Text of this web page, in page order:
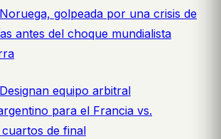
Noruega, golpeada por una crisis de
antes del choque mundialista
Designan equipo arbitral
para el Francia vs.
de final